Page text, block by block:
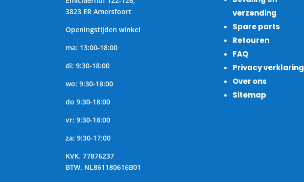
3823 ER Amersfoort
Openingstijden winkel
ma: 13:00-18:00
di: 9:30-18:00
wo: 9:30-18:00
do 9:30-18:00
vr: 9:30-18:00
za: 9:30-17:00
KVK. 77876237
BTW. NL861180616B01
verzending
Spare parts
Retouren
FAQ
Privacy verklaring
Over ons
Sitemap